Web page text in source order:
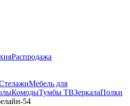
Распродажа
Мебель для
КомодыТумбы ТВЗеркалаПолки
54